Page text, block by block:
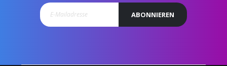
ABONNIEREN